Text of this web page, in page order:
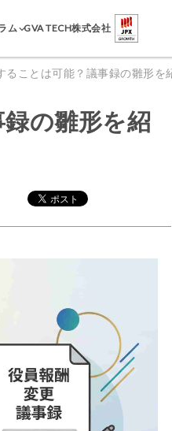
ム GVA TECH株式会社
ることは可能？議事録の雛形を
の雛形を紹